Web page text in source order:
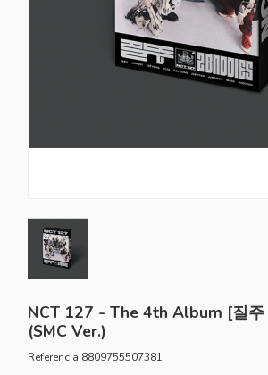
NCT 127 - The 4th Album [질
(SMC Ver.)
Referencia 8809755507381